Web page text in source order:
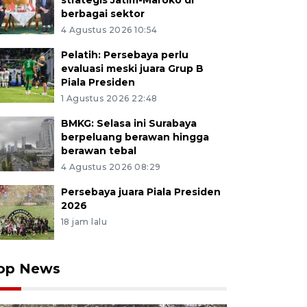
berbagai sektor
4 Agustus 2026 10:54
Pelatih: Persebaya perlu
evaluasi meski juara Grup B
Piala Presiden
1 Agustus 2026 22:48
BMKG: Selasa ini Surabaya
berpeluang berawan hingga
berawan tebal
4 Agustus 2026 08:29
Persebaya juara Piala Presiden
2026
18 jam lalu
News